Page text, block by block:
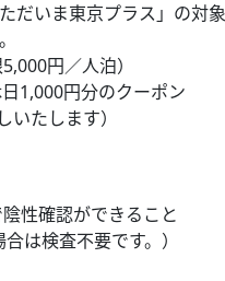
いま東京プラス」の対象
円／人泊）
1,000円分のクーポン
します）
性確認ができること
は検査不要です。）